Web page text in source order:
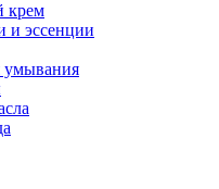
крем
и эссенции
умывания